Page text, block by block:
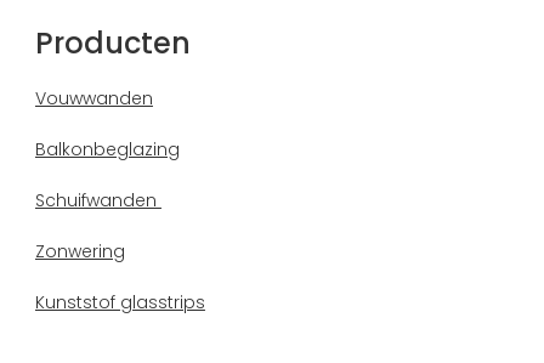
Producten
Vouwwanden
Balkonbeglazing
Schuifwanden
Zonwering
Kunststof glasstrips